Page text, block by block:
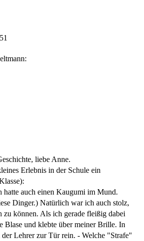
liebe Anne.
Erlebnis in der Schule ein
hatte auch einen Kaugumi im Mund.
Dinger.) Natürlich war ich auch stolz,
zu können. Als ich gerade fleißig dabei
Blase und klebte über meiner Brille. In
Lehrer zur Tür rein. - Welche "Strafe"